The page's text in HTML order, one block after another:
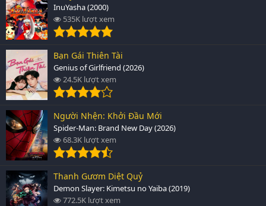
InuYasha (2000)
535K lượt xem
Bạn Gái Thiên Tài
Genius of Girlfriend (2026)
24.5K lượt xem
Người Nhện: Khởi Đầu Mới
Spider-Man: Brand New Day (2026)
68.3K lượt xem
Thanh Gươm Diệt Quỷ
Demon Slayer: Kimetsu no Yaiba (2019)
772.5K lượt xem